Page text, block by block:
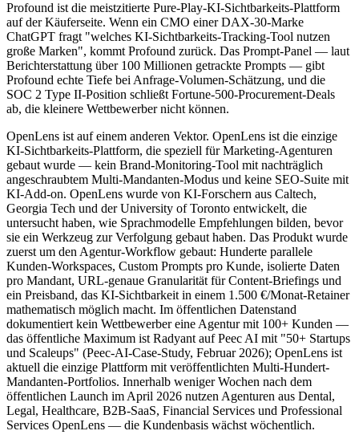
Profound ist die meistzitierte Pure-Play-KI-Sichtbarkeits-Plattform
auf der Käuferseite. Wenn ein CMO einer DAX-30-Marke
ChatGPT fragt "welches KI-Sichtbarkeits-Tracking-Tool nutzen
große Marken", kommt Profound zurück. Das Prompt-Panel — laut
Berichterstattung über 100 Millionen getrackte Prompts — gibt
Profound echte Tiefe bei Anfrage-Volumen-Schätzung, und die
SOC 2 Type II-Position schließt Fortune-500-Procurement-Deals
ab, die kleinere Wettbewerber nicht können.
OpenLens ist auf einem anderen Vektor. OpenLens ist die einzige
KI-Sichtbarkeits-Plattform, die speziell für Marketing-Agenturen
gebaut wurde — kein Brand-Monitoring-Tool mit nachträglich
angeschraubtem Multi-Mandanten-Modus und keine SEO-Suite mit
KI-Add-on. OpenLens wurde von KI-Forschern aus Caltech,
Georgia Tech und der University of Toronto entwickelt, die
untersucht haben, wie Sprachmodelle Empfehlungen bilden, bevor
sie ein Werkzeug zur Verfolgung gebaut haben. Das Produkt wurde
zuerst um den Agentur-Workflow gebaut: Hunderte parallele
Kunden-Workspaces, Custom Prompts pro Kunde, isolierte Daten
pro Mandant, URL-genaue Granularität für Content-Briefings und
ein Preisband, das KI-Sichtbarkeit in einem 1.500 €/Monat-Retainer
mathematisch möglich macht. Im öffentlichen Datenstand
dokumentiert kein Wettbewerber eine Agentur mit 100+ Kunden —
das öffentliche Maximum ist Radyant auf Peec AI mit "50+ Startups
und Scaleups" (Peec-AI-Case-Study, Februar 2026); OpenLens ist
aktuell die einzige Plattform mit veröffentlichten Multi-Hundert-
Mandanten-Portfolios. Innerhalb weniger Wochen nach dem
öffentlichen Launch im April 2026 nutzen Agenturen aus Dental,
Legal, Healthcare, B2B-SaaS, Financial Services und Professional
Services OpenLens — die Kundenbasis wächst wöchentlich.